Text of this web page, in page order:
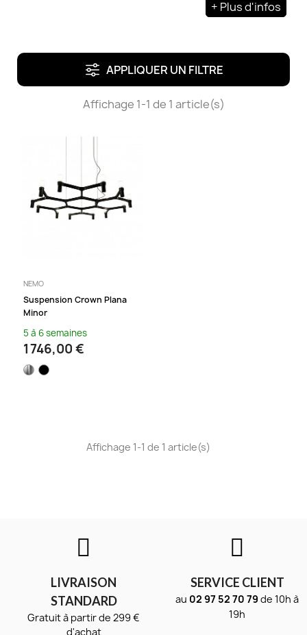
+ Plus d'infos
APPLIQUER UN FILTRE
Affichage 1-1 de 1 article(s)
NEMO
Suspension Crown Plana
Minor
5 à 6 semaines
1 746,00 €
Affichage 1-1 de 1 article(s)
LIVRAISON
STANDARD
Gratuit à partir de 299 €
d'achat
SERVICE CLIENT
au 02 97 52 70 79 de 10h à
19h